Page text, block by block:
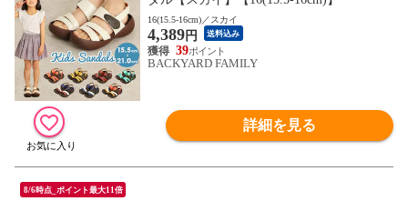
16(15.5-16cm)／スカイ
4,389円 送料込み
39
BACKYARD FAMILY
詳細を見る
8/6時点_ポイント最大11倍